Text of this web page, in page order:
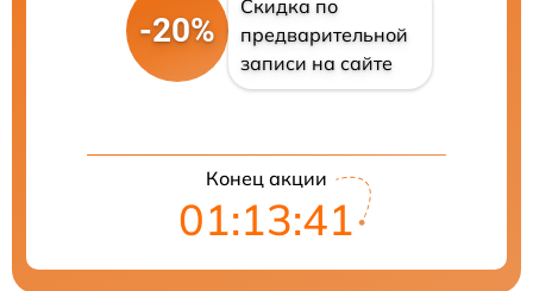
-20%
Скидка по
предварительной
записи на сайте
Конец акции
01:13:40